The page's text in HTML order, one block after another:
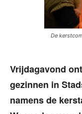
De
Vrijdagavond
gezinnen in
namens de